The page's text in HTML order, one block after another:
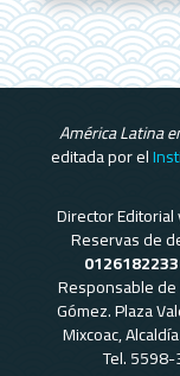
América Latina
editada por el
Director Editorial
Reservas de
Responsable de
Gómez. Plaza
Mixcoac,
Tel.